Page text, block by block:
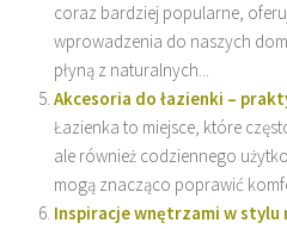
coraz bardziej popularne,
wprowadzenia do naszych
płyną z naturalnych...
Akcesoria do łazienki –
Łazienka to miejsce, które
ale również codziennego
mogą znacząco poprawić
Inspiracje wnętrzami w stylu